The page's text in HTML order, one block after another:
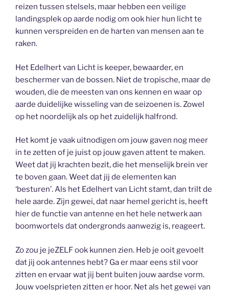
reizen tussen stelsels, maar hebben een veilige
landingsplek op aarde nodig om ook hier hun licht te
kunnen verspreiden en de harten van mensen aan te
raken.
Het Edelhert van Licht is keeper, bewaarder, en
beschermer van de bossen. Niet de tropische, maar de
wouden, die de meesten van ons kennen en waar op
aarde duidelijke wisseling van de seizoenen is. Zowel
op het noordelijk als op het zuidelijk halfrond.
Het komt je vaak uitnodigen om jouw gaven nog meer
in te zetten of je juist op jouw gaven attent te maken.
Weet dat jij krachten bezit, die het menselijk brein ver
te boven gaan. Weet dat jij de elementen kan
‘besturen’. Als het Edelhert van Licht stamt, dan trilt de
hele aarde. Zijn gewei, dat naar hemel gericht is, heeft
hier de functie van antenne en het hele netwerk aan
boomwortels dat ondergronds aanwezig is, reageert.
Zo zou je jeZELF ook kunnen zien. Heb je ooit gevoelt
dat jij ook antennes hebt? Ga er maar eens stil voor
zitten en ervaar wat jij bent buiten jouw aardse vorm.
Jouw voelsprieten zitten er hoor. Net als het gewei van